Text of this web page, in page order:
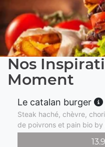
Nos
Moment
Le catalan burger
Steak haché, chèvre,
de poivrons et pain bio by